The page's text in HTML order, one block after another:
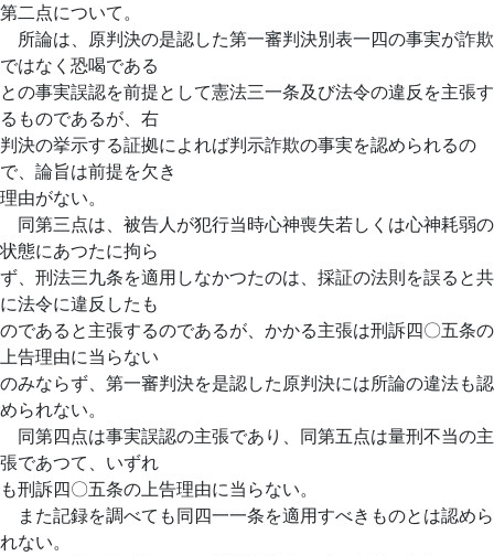
第二点について。
所論は、原判決の是認した第一審判決別表一四の事実が詐欺
ではなく恐喝である
との事実誤認を前提として憲法三一条及び法令の違反を主張す
るものであるが、右
判決の挙示する証拠によれば判示詐欺の事実を認められるの
で、論旨は前提を欠き
理由がない。
同第三点は、被告人が犯行当時心神喪失若しくは心神耗弱の
状態にあつたに拘ら
ず、刑法三九条を適用しなかつたのは、採証の法則を誤ると共
に法令に違反したも
のであると主張するのであるが、かかる主張は刑訴四〇五条の
上告理由に当らない
のみならず、第一審判決を是認した原判決には所論の違法も認
められない。
同第四点は事実誤認の主張であり、同第五点は量刑不当の主
張であつて、いずれ
も刑訴四〇五条の上告理由に当らない。
また記録を調べても同四一一条を適用すべきものとは認めら
れない。